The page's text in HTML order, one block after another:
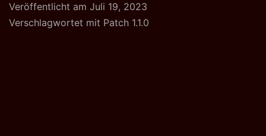
1.1.0
erschienen!
Veröffentlicht am Juli 19, 2023
Verschlagwortet mit Patch 1.1.0